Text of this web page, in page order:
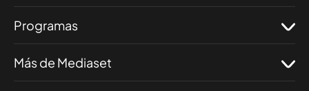
Programas
Más de Mediaset